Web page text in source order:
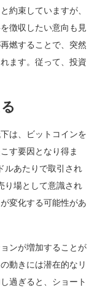
約束していますが、
徴収したい意向も見
燃することで、突然
ます。従って、投資
は、ビットコインを
す要因となり得ま
ルあたりで取引され
り場として意識され
変化する可能性があ
ンが増加することが
動きには潜在的なリ
過ぎると、ショート